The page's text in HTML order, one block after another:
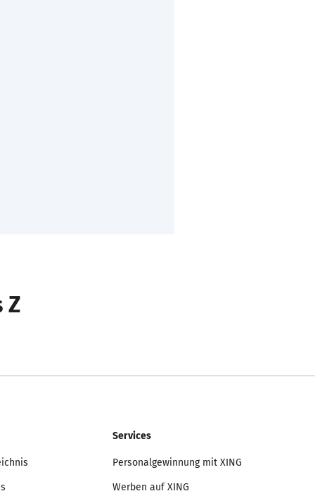
Z
Services
Personalgewinnung mit XING
Werben auf XING